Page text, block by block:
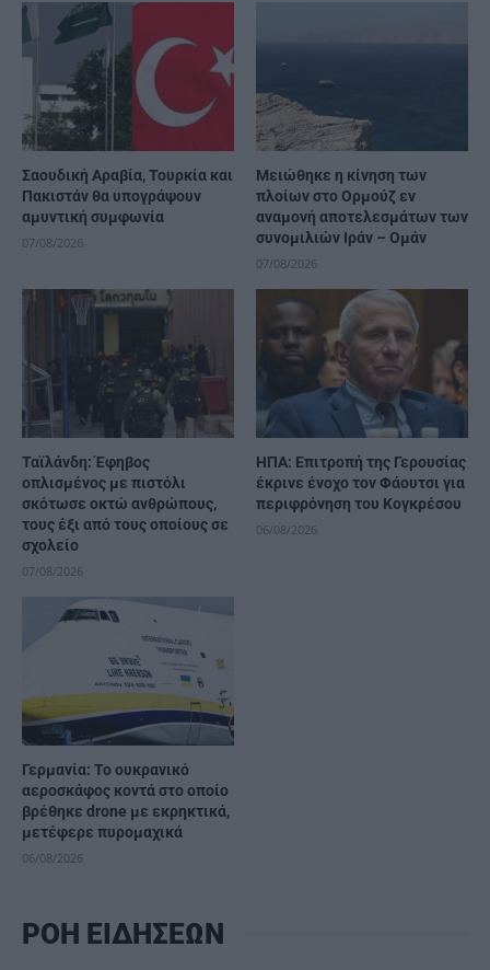
Σαουδική Αραβία, Τουρκία και
Πακιστάν θα υπογράψουν
αμυντική συμφωνία
07/08/2026
Μειώθηκε η κίνηση των
πλοίων στο Ορμούζ εν
αναμονή αποτελεσμάτων των
συνομιλιών Ιράν – Ομάν
07/08/2026
Ταϊλάνδη: Έφηβος
οπλισμένος με πιστόλι
σκότωσε οκτώ ανθρώπους,
τους έξι από τους οποίους σε
σχολείο
07/08/2026
ΗΠΑ: Επιτροπή της Γερουσίας
έκρινε ένοχο τον Φάουτσι για
περιφρόνηση του Κογκρέσου
06/08/2026
Γερμανία: Το ουκρανικό
αεροσκάφος κοντά στο οποίο
βρέθηκε drone με εκρηκτικά,
μετέφερε πυρομαχικά
06/08/2026
ΡΟΗ ΕΙΔΗΣΕΩΝ